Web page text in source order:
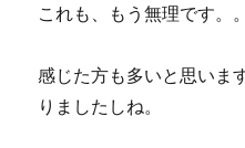
これも、もう無理です。
感じた方も多いと思いま
りましたしね。